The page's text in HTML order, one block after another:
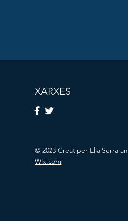
XARXES
© 2023 Creat per Elia Serra
Wix.com